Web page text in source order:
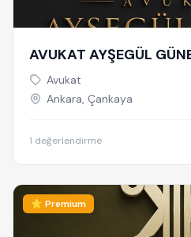
AVUKAT AYŞEGÜL
AVUKAT - CEZA
AVUKATI - TAZMİNAT
Avukat
Ankara, Çankaya
1 değerlendirme
⭐ Premium